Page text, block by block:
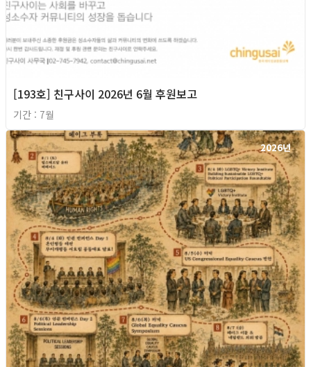
[193호] 친구사이 2026년 6월 후원보고
기간 : 7월
2026년